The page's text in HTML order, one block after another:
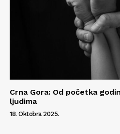
Crna Gora: Od početka
ljudima
18. Oktobra 2025.